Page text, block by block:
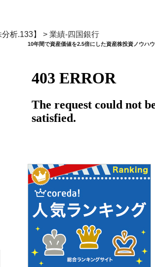
析.133】 > 業績-四国銀行
10年間で資産価値を2.5倍にした資産株投資ノウハウ